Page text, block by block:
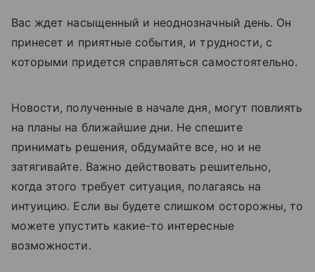
Вас ждет насыщенный и неоднозначный день. Он
принесет и приятные события, и трудности, с
которыми придется справляться самостоятельно.
Новости, полученные в начале дня, могут повлиять
на планы на ближайшие дни. Не спешите
принимать решения, обдумайте все, но и не
затягивайте. Важно действовать решительно,
когда этого требует ситуация, полагаясь на
интуицию. Если вы будете слишком осторожны, то
можете упустить какие-то интересные
возможности.